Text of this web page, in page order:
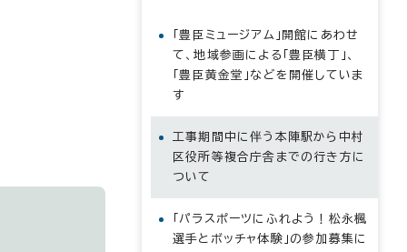
「豊臣ミュージアム」開館にあわせ
て、地域参画による「豊臣横丁」、
「豊臣黄金堂」などを開催していま
す
工事期間中に伴う本陣駅から中村
区役所等複合庁舎までの行き方に
ついて
「パラスポーツにふれよう！松永楓
選手とボッチャ体験」の参加募集に